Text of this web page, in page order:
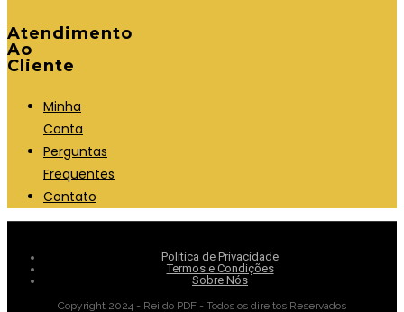
Atendimento
Ao
Cliente
Minha
Conta
Perguntas
Frequentes
Contato
Politica de Privacidade
Termos e Condições
Sobre Nós
Copyright 2024 - Rei do PDF - Todos os direitos Reservados